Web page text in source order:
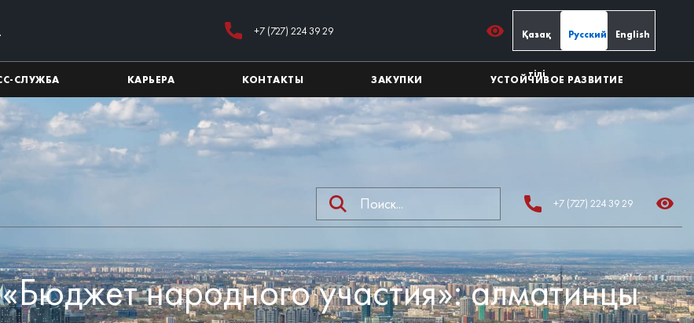
+7 (727) 224 39 29 Қазақ
тілі
Русский English
СЛУЖБА КАРЬЕРА КОНТАКТЫ ЗАКУПКИ УСТОЙЧИВОЕ РАЗВИТИЕ
+7 (727) 224 39 29
народного участия»: алматинцы